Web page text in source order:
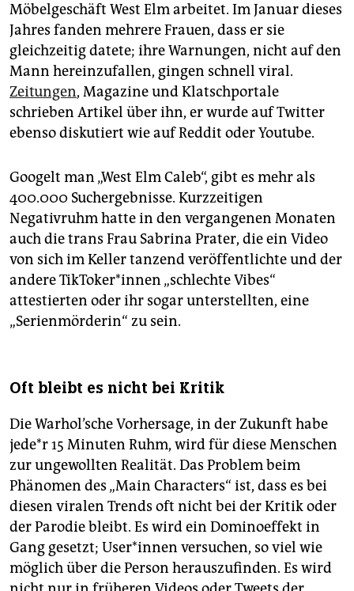
Möbelgeschäft West Elm arbeitet. Im Januar dieses
Jahres fanden mehrere Frauen, dass er sie
gleichzeitig datete; ihre Warnungen, nicht auf den
Mann hereinzufallen, gingen schnell viral.
Zeitungen, Magazine und Klatschportale
schrieben Artikel über ihn, er wurde auf Twitter
ebenso diskutiert wie auf Reddit oder Youtube.
Googelt man „West Elm Caleb“, gibt es mehr als
400.000 Suchergebnisse. Kurzzeitigen
Negativruhm hatte in den vergangenen Monaten
auch die trans Frau Sabrina Prater, die ein Video
von sich im Keller tanzend veröffentlichte und der
andere Tik­To­ke­r*in­nen „schlechte Vibes“
attestierten oder ihr sogar unterstellten, eine
„Serienmörderin“ zu sein.
Oft bleibt es nicht bei Kritik
Die Warhol’sche Vorhersage, in der Zukunft habe
je­de*r 15 Minuten Ruhm, wird für diese Menschen
zur ungewollten Realität. Das Problem beim
Phänomen des „Main Characters“ ist, dass es bei
diesen viralen Trends oft nicht bei der Kritik oder
der Parodie bleibt. Es wird ein Dominoeffekt in
Gang gesetzt; Use­r*in­nen versuchen, so viel wie
möglich über die Person herauszufinden. Es wird